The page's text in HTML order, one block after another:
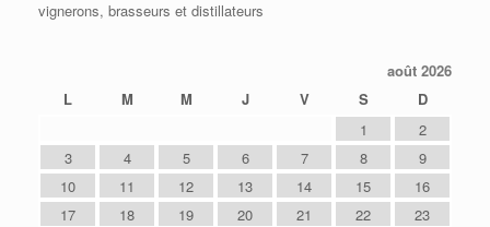
vignerons, brasseurs et distillateurs
août 2026
L
M M J V S D
1
2
3
4 5 6 7 8
9
10
11 12 13 14 15
16
17
18 19 20 21 22
23